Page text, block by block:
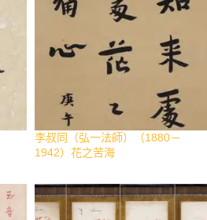
李叔同（弘一法師）（1880－
1942）花之苦海